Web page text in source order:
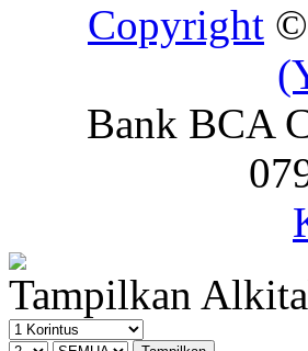
Copyright
Bank BCA
Tampilkan